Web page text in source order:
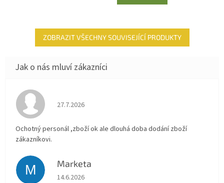
ZOBRAZIT VŠECHNY SOUVISEJÍCÍ PRODUKTY
Hodnocení obchodu je 4 z 5 hvězdiček.
27.7.2026
Ochotný personál ,zboží ok ale dlouhá doba dodání zboží
zákazníkovi.
M Marketa
Hodnocení obchodu je 5 z 5 hvězdiček.
14.6.2026